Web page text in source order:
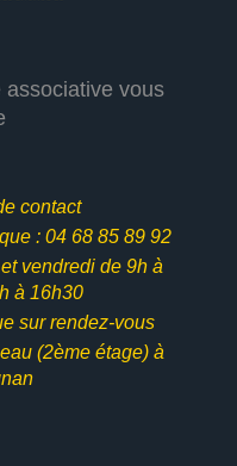
associative vous
contact
: 04 68 85 89 92
vendredi de 9h à
à 16h30
sur rendez-vous
(2ème étage) à